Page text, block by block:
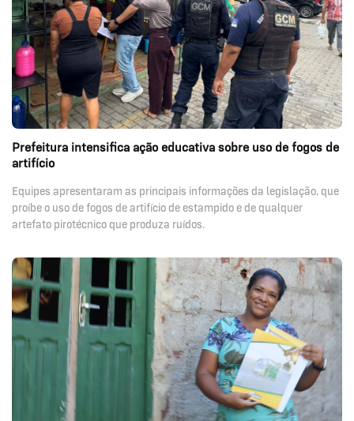
Prefeitura intensifica ação educativa sobre uso de fogos de
artifício
Equipes apresentaram as principais informações da legislação, que
proíbe o uso de fogos de artifício de estampido e de qualquer
artefato pirotécnico que produza ruídos.